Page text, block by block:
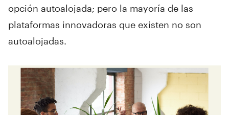
opción autoalojada; pero la mayoría de las
plataformas innovadoras que existen no son
autoalojadas.